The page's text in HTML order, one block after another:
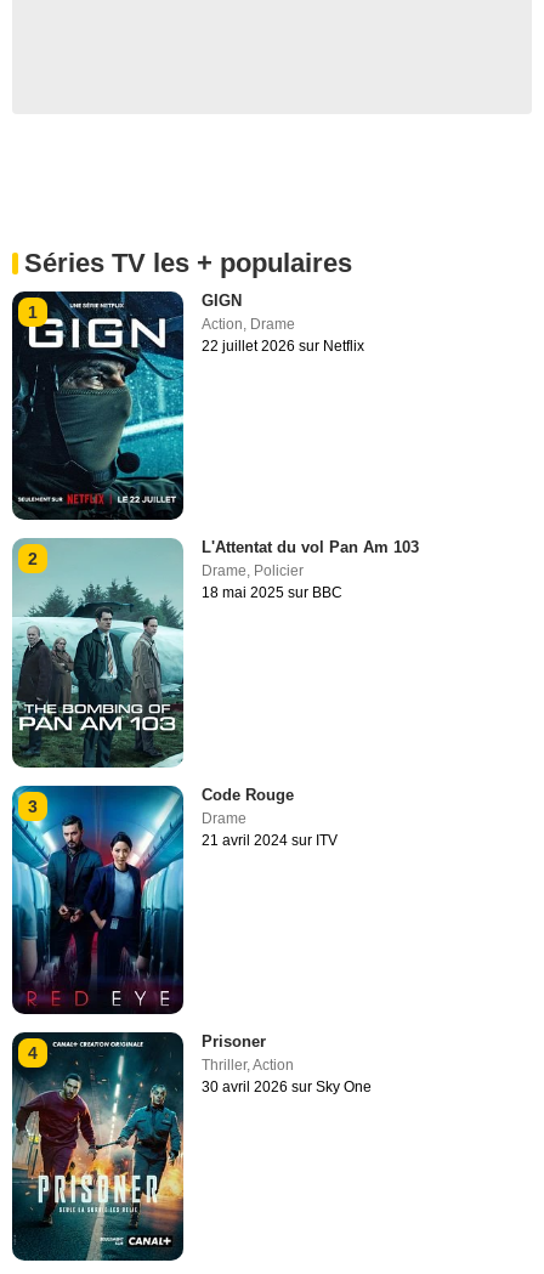
Séries TV les + populaires
1
GIGN
Action, Drame
22 juillet 2026 sur Netflix
2
L'Attentat du vol Pan Am 103
Drame, Policier
18 mai 2025 sur BBC
3
Code Rouge
Drame
21 avril 2024 sur ITV
4
Prisoner
Thriller,Action
30 avril 2026 sur Sky One